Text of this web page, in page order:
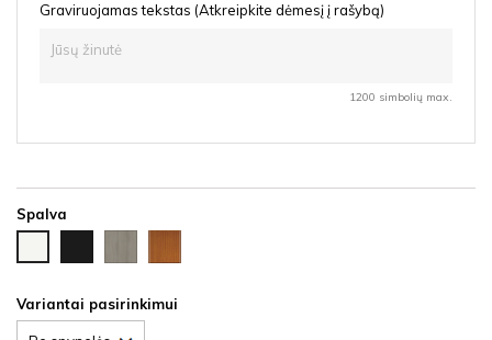
Graviruojamas tekstas (Atkreipkite dėmesį į rašybą)
1200 simbolių max.
Spalva
HDF
HDF
latte
HDF
Variantai pasirinkimui